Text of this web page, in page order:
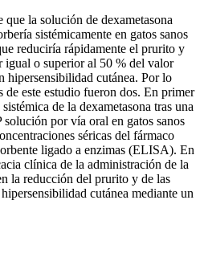
la solución de dexametasona
sistémicamente en gatos sanos
reduciría rápidamente el prurito y
igual o superior al 50 % del valor
hipersensibilidad cutánea. Por lo
este estudio fueron dos. En primer
de la dexametasona tras una
por vía oral en gatos sanos
séricas del fármaco
ligado a enzimas (ELISA). En
clínica de la administración de la
la reducción del prurito y de las
cutánea mediante un